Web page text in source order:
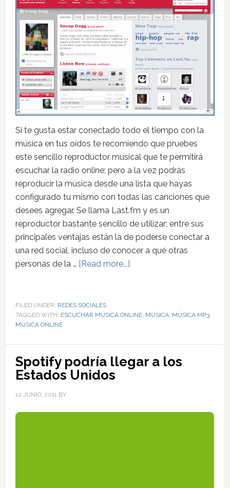
Si te gusta estar conectado todo el tiempo con la
música en tus oídos te recomiendo que pruebes
este sencillo reproductor musical que te permitirá
escuchar la radio online; pero a la vez podrás
reproducir la música desde una lista que hayas
configurado tu mismo con todas las canciones que
desees agregar. Se llama Last.fm y es un
reproductor bastante sencillo de utilizar; entre sus
principales ventajas están la de poderse conectar a
una red social, incluso de conocer a qué otras
personas de la … [Read more...]
FILED UNDER: REDES SOCIALES
TAGGED WITH: ESCUCHAR MÚSICA ONLINE, MÚSICA, MÚSICA MP3,
MÚSICA ONLINE
Spotify podría llegar a los
Estados Unidos
12 JUNIO, 2011 BY